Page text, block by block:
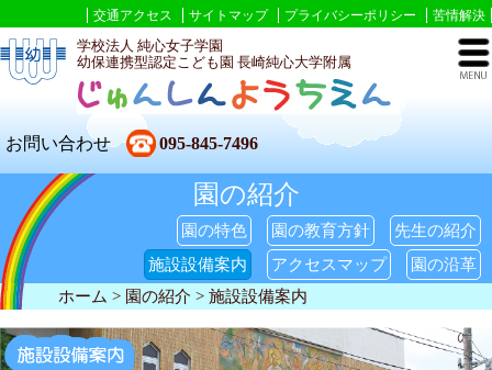
交通アクセス サイトマップ プライバシーポリシー
苦情解決
学校法人 純心女子学園
幼保連携型認定こども園 長崎純心大学附属
お問い合わせ 095-845-7496
園の紹介
園の特色 園の教育方針
先生の紹介
施設設備案内
アクセスマップ
園の沿革
ホーム > 園の紹介 > 施設設備案内